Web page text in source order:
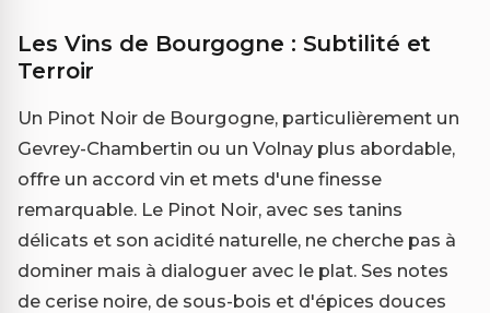
Les Vins de Bourgogne : Subtilité et
Terroir
Un Pinot Noir de Bourgogne, particulièrement un
Gevrey-Chambertin ou un Volnay plus abordable,
offre un accord vin et mets d'une finesse
remarquable. Le Pinot Noir, avec ses tanins
délicats et son acidité naturelle, ne cherche pas à
dominer mais à dialoguer avec le plat. Ses notes
de cerise noire, de sous-bois et d'épices douces